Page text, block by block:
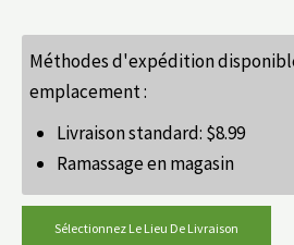
Méthodes d'expédition
emplacement :
Livraison standard: $8.99
Ramassage en magasin
Sélectionnez Le Lieu De Livraison